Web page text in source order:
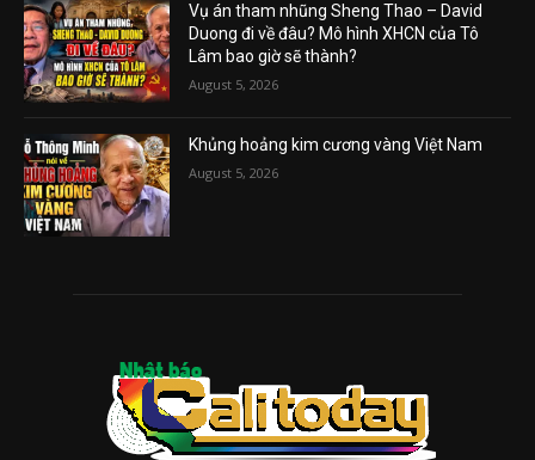
Vụ án tham nhũng Sheng Thao – David
Duong đi về đâu? Mô hình XHCN của Tô
Lâm bao giờ sẽ thành?
August 5, 2026
Khủng hoảng kim cương vàng Việt Nam
August 5, 2026